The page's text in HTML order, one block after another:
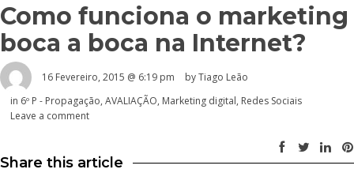
Como funciona o marketing
boca a boca na Internet?
16 Fevereiro, 2015 @ 6:19 pm
by Tiago Leão
in 6º P - Propagação, AVALIAÇÃO, Marketing digital, Redes Sociais
Leave a comment
Share this article